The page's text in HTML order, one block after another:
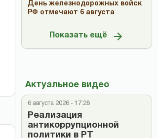
День железнодорожных войск
РФ отмечают 6 августа
Показать ещё
Актуальное видео
6 августа 2026 - 17:28
Реализация
антикоррупционной
политики в РТ